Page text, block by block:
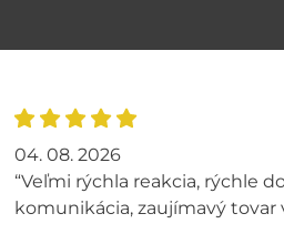
04. 08. 2026
“Veľmi rýchla reakcia, rýchle
komunikácia, zaujímavý tovar